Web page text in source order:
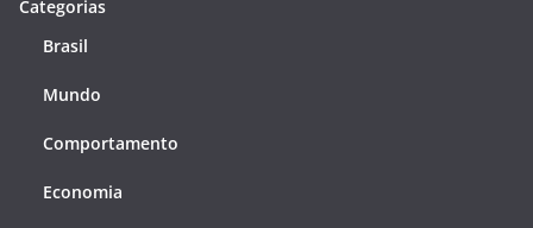
Categorias
Brasil
Mundo
Comportamento
Economia